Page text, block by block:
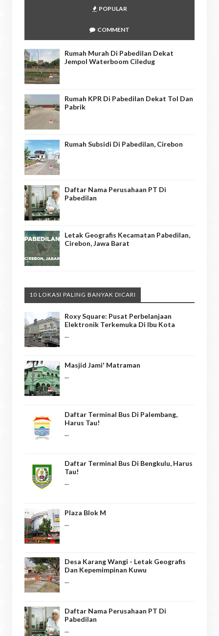
POPULAR
COMMENT
Rumah Murah Di Pabedilan Dekat
Jempol Waterboom Ciledug
Rumah KPR Di Pabedilan Dekat Tol Dan
Pabrik
Rumah Subsidi Di Pabedilan, Cirebon
Daftar Nama Perusahaan PT Di
Pabedilan
Letak Geografis Kecamatan Pabedilan,
Cirebon, Jawa Barat
10 LOKASI PALING BANYAK DICARI
Roxy Square: Pusat Perbelanjaan
Elektronik Terkemuka Di Ibu Kota
...
Masjid Jami' Matraman
...
Daftar Terminal Bus Di Palembang,
Harus Tau!
...
Daftar Terminal Bus Di Bengkulu, Harus
Tau!
...
Plaza Blok M
...
Desa Karang Wangi - Letak Geografis
Dan Kepemimpinan Kuwu
...
Daftar Nama Perusahaan PT Di
Pabedilan
...